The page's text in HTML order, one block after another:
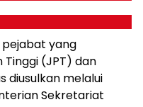
pejabat yang
(JPT) dan
diusulkan melalui
Sekretariat